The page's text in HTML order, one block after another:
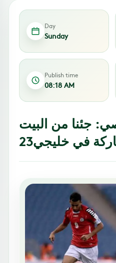
Day
Sunday
Publish time
08:18 AM
جئنا من البيت
في خليجي23